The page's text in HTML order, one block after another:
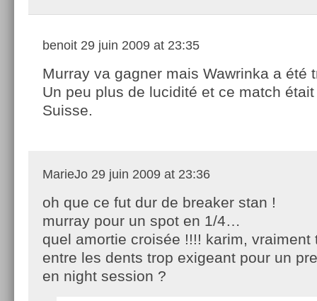
benoit 29 juin 2009 at 23:35
Murray va gagner mais Wawrinka a été
Un peu plus de lucidité et ce match
Suisse.
MarieJo 29 juin 2009 at 23:36
oh que ce fut dur de breaker stan !
murray pour un spot en 1/4…
quel amortie croisée !!!! karim, vraiment
entre les dents trop exigeant pour un
en night session ?